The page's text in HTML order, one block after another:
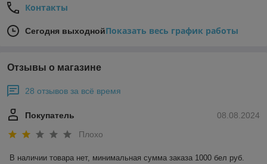
Контакты
Сегодня выходнойПоказать весь график работы
Отзывы о магазине
28 отзывов за всё время
08.08.2024
Покупатель
Плохо
В наличии товара нет, минимальная сумма заказа 1000 бел руб.